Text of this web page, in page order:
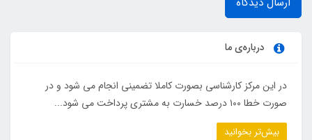
درباره‌ی ما
در این مرکز کارشناسی بصورت کاملا تضمینی انجام می شود و در
صورت خطا ۱۰۰ درصد خسارت به مشتری پرداخت می شود...
بیش‌تر بخوانید